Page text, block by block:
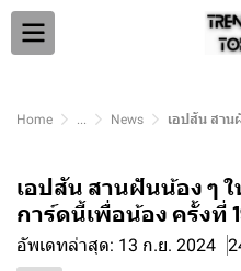
Home ... News เอปสัน สานฝันน้
เอปสัน สานฝันน้อง ๆ
การ์ดนี้เพื่อน้อง ครั้งที่
อัพเดทล่าสุด: 13 ก.ย. 2024